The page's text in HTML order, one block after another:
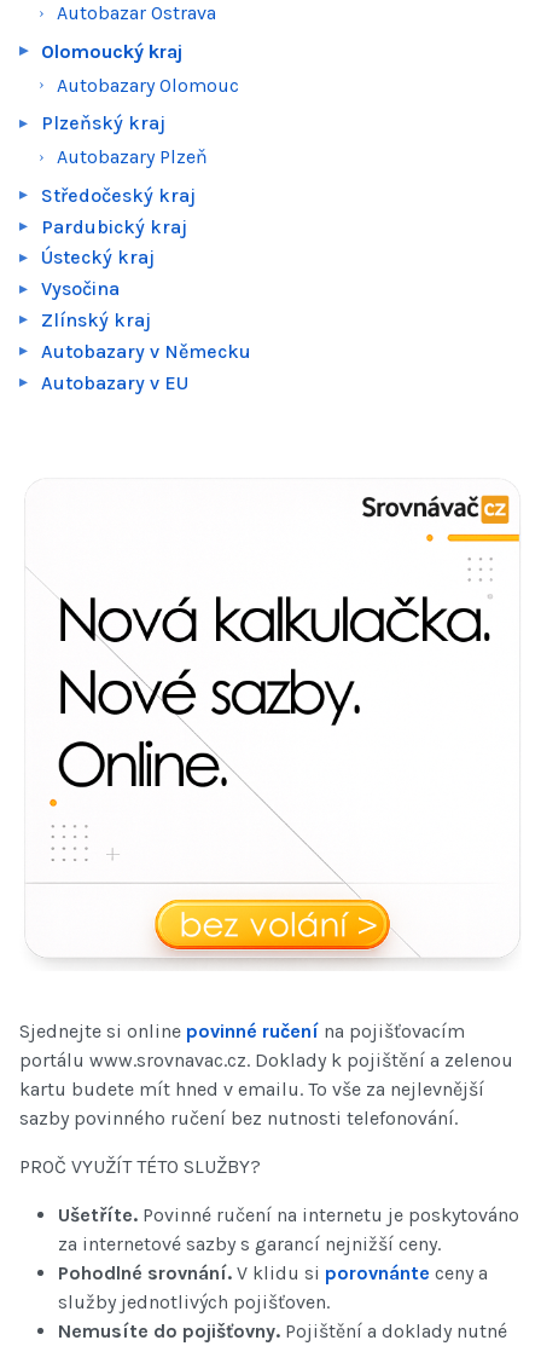
Autobazar Ostrava
Olomoucký kraj
Autobazary Olomouc
Plzeňský kraj
Autobazary Plzeň
Středočeský kraj
Pardubický kraj
Ústecký kraj
Vysočina
Zlínský kraj
Autobazary v Německu
Autobazary v EU
Sjednejte si online povinné ručení na pojišťovacím
portálu www.srovnavac.cz. Doklady k pojištění a zelenou
kartu budete mít hned v emailu. To vše za nejlevnější
sazby povinného ručení bez nutnosti telefonování.
PROČ VYUŽÍT TÉTO SLUŽBY?
Ušetříte. Povinné ručení na internetu je poskytováno
za internetové sazby s garancí nejnižší ceny.
Pohodlné srovnání. V klidu si porovnánte ceny a
služby jednotlivých pojišťoven.
Nemusíte do pojišťovny. Pojištění a doklady nutné